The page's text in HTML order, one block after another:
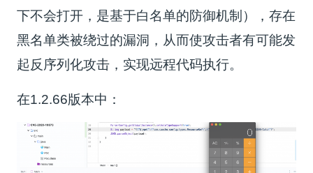
下不会打开，是基于白名单的防御机制），存在
黑名单类被绕过的漏洞，从而使攻击者有可能发
起反序列化攻击，实现远程代码执行。
在1.2.66版本中：